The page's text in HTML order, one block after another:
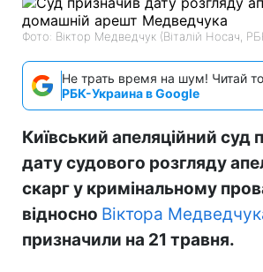
Фото: Віктор Медведчук (Віталій Носач,
Не трать время на шум! Читай
РБК-Украина в Google
Київський апеляційний суд
дату судового розгляду
скарг у кримінальному
відносно Віктора
призначили на 21 травня.